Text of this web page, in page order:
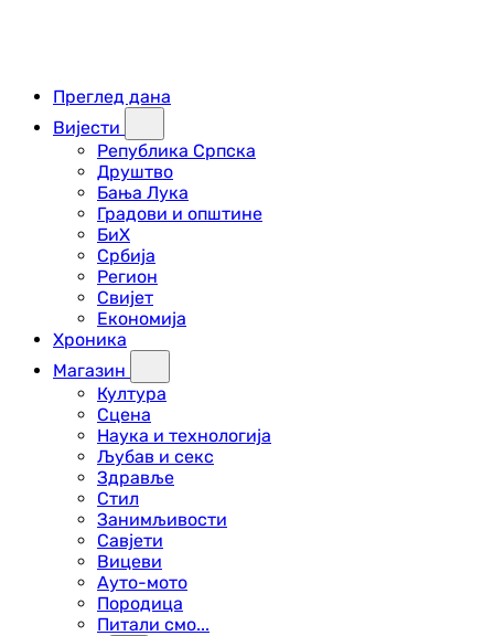
Преглед дана
Вијести
Република Српска
Друштво
Бања Лука
Градови и општине
БиХ
Србија
Регион
Свијет
Економија
Хроника
Магазин
Култура
Сцена
Наука и технологија
Љубав и секс
Здравље
Стил
Занимљивости
Савјети
Вицеви
Ауто-мото
Породица
Питали смо...